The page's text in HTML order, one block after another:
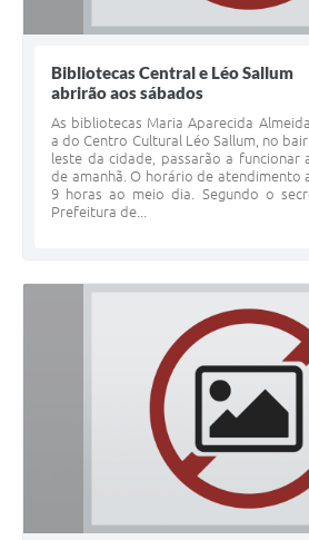
Bibliotecas Central e Léo Sallum
abrirão aos sábados
As bibliotecas Maria Aparecida
a do Centro Cultural Léo Sallum, no
leste da cidade, passarão a funcionar
de amanhã. O horário de atendimento
9 horas ao meio dia. Segundo o
Prefeitura de...